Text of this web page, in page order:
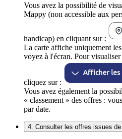
Vous avez la possibilité de
Mappy (non accessible aux
handicap) en cliquant sur :
La carte affiche uniquement
voyez à l'écran. Pour
cliquez sur :
Vous avez également la
« classement » des offres :
par date.
4. Consulter les offres issues